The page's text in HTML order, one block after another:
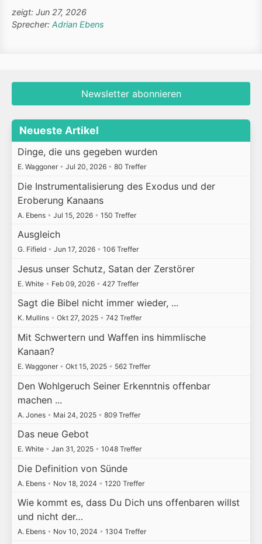
zeigt: Jun 27, 2026
Sprecher: Adrian Ebens
Newsletter abonnieren
Neueste Artikel
Dinge, die uns gegeben wurden
E. Waggoner • Jul 20, 2026 • 80 Treffer
Die Instrumentalisierung des Exodus und der
Eroberung Kanaans
A. Ebens • Jul 15, 2026 • 150 Treffer
Ausgleich
G. Fifield • Jun 17, 2026 • 106 Treffer
Jesus unser Schutz, Satan der Zerstörer
E. White • Feb 09, 2026 • 427 Treffer
Sagt die Bibel nicht immer wieder, ...
K. Mullins • Okt 27, 2025 • 742 Treffer
Mit Schwertern und Waffen ins himmlische
Kanaan?
E. Waggoner • Okt 15, 2025 • 562 Treffer
Den Wohlgeruch Seiner Erkenntnis offenbar
machen ...
A. Jones • Mai 24, 2025 • 809 Treffer
Das neue Gebot
E. White • Jan 31, 2025 • 1048 Treffer
Die Definition von Sünde
A. Ebens • Nov 18, 2024 • 1220 Treffer
Wie kommt es, dass Du Dich uns offenbaren willst
und nicht der…
A. Ebens • Nov 10, 2024 • 1304 Treffer